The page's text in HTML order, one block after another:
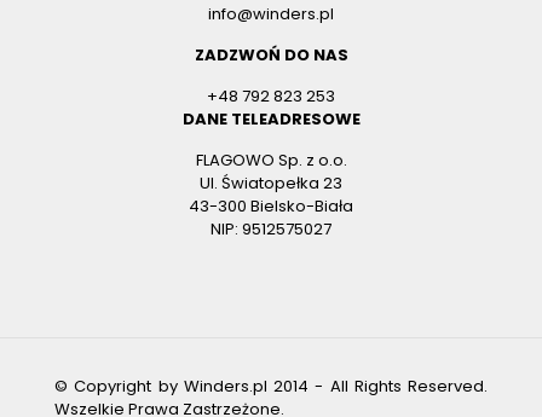
info@winders.pl
ZADZWOŃ DO NAS
+48 792 823 253
DANE TELEADRESOWE
FLAGOWO Sp. z o.o.
Ul. Światopełka 23
43-300 Bielsko-Biała
NIP: 9512575027
© Copyright by Winders.pl 2014 - All Rights Reserved.
Wszelkie Prawa Zastrzeżone.